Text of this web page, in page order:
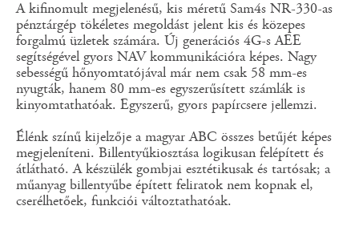
A kifinomult megjelenésű, kis méretű Sam4s NR-330-as
pénztárgép tökéletes megoldást jelent kis és közepes
forgalmú üzletek számára. Új generációs 4G-s AEE
segítségével gyors NAV kommunikációra képes. Nagy
sebességű hőnyomtatójával már nem csak 58 mm-es
nyugták, hanem 80 mm-es egyszerűsített számlák is
kinyomtathatóak. Egyszerű, gyors papírcsere jellemzi.
Élénk színű kijelzője a magyar ABC összes betűjét képes
megjeleníteni. Billentyűkiosztása logikusan felépített és
átlátható. A készülék gombjai esztétikusak és tartósak; a
műanyag billentyűbe épített feliratok nem kopnak el,
cserélhetőek, funkciói változtathatóak.